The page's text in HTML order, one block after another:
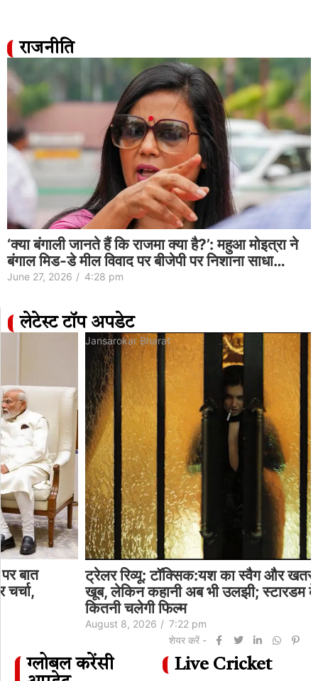
राजनीति
‘क्या बंगाली जानते हैं कि राजमा क्या है?’: महुआ मोइत्रा ने
बंगाल मिड-डे मील विवाद पर बीजेपी पर निशाना साधा…
June 27, 2026 / 4:28 pm
लेटेस्ट टॉप अपडेट
Jansarokar Bharat
ट्रेलर रिव्यू: टॉक्सिक:यश का स्वैग और खतरनाक एक्शन
खूब, लेकिन कहानी अब भी उलझी; स्टारडम के भरोसे
कितनी चलेगी फिल्म
/ 7:22 pm
ग्लोबल करेंसी
Live Cricket